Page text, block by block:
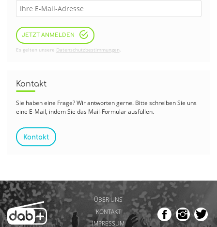
JETZT ANMELDEN
Es gelten unsere Datenschutzbestimmungen.
Kontakt
Sie haben eine Frage? Wir antworten gerne. Bitte schreiben Sie uns
eine E-Mail, indem Sie das Mail-Formular ausfüllen.
Kontakt
ÜBER UNS
KONTAKT
IMPRESSUM